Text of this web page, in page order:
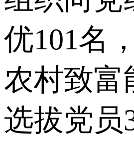
优101名
农村致富
选拔党员